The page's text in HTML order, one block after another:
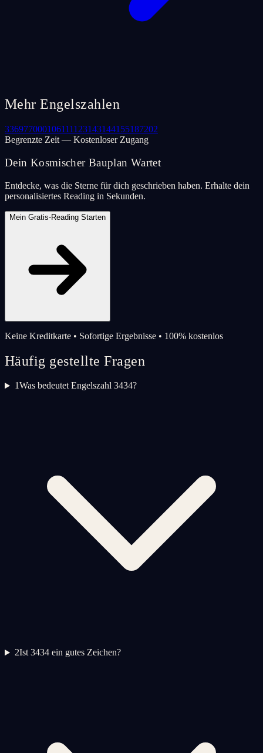
Mehr Engelszahlen
336977000106111123143144155187202
Begrenzte Zeit — Kostenloser Zugang
Dein Kosmischer Bauplan Wartet
Entdecke, was die Sterne für dich geschrieben haben. Erhalte dein
personalisiertes Reading in Sekunden.
Mein Gratis-Reading Starten
Keine Kreditkarte • Sofortige Ergebnisse • 100% kostenlos
Häufig gestellte Fragen
1Was bedeutet Engelszahl 3434?
2Ist 3434 ein gutes Zeichen?